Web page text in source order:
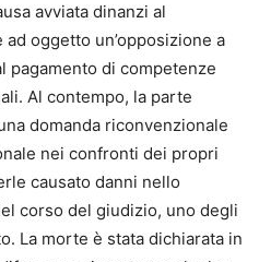
semplificato di
delle domande;
contenzioso in sede
giurisprudenziale costante
avviata dinanzi al
oggetto un’opposizione a
pagamento di competenze
Al contempo, la parte
domanda riconvenzionale
nei confronti dei propri
causato danni nello
corso del giudizio, uno degli
La morte è stata dichiarata in